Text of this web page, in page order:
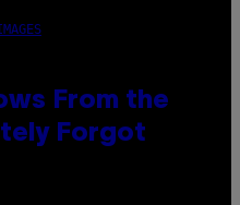
From the
Forgot